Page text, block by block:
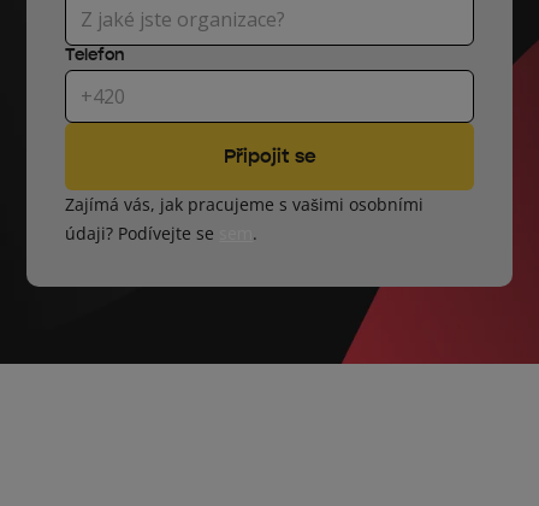
Telefon
Zajímá vás, jak pracujeme s vašimi osobními
údaji? Podívejte se
.